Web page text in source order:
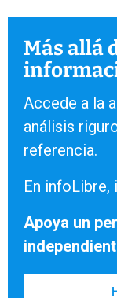
Más allá
Accede a la
análisis
referencia.
En infoLibre,
Apoya un